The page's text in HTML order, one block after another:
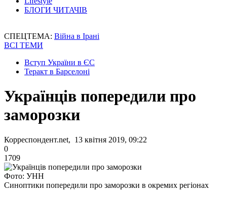
БЛОГИ ЧИТАЧІВ
СПЕЦТЕМА: Війна в Ірані
ВСІ ТЕМИ
Вступ України в ЄС
Теракт в Барселоні
Українців попередили про
заморозки
Корреспондент.net, 13 квітня 2019, 09:22
0
1709
Фото: УНН
Синоптики попередили про заморозки в окремих регіонах